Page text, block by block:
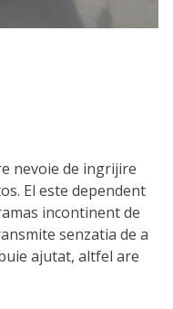
nevoie de ingrijire
El este dependent
incontinent de
senzatia de a
ajutat, altfel are